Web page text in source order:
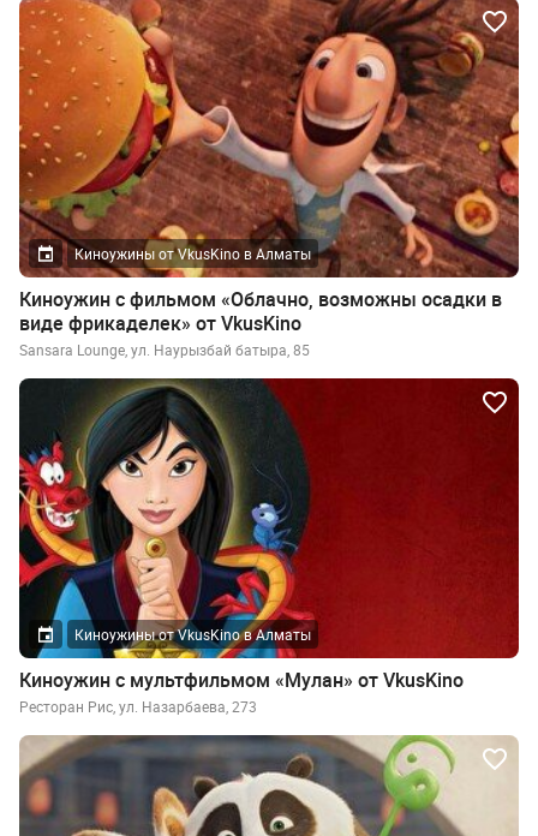
Киноужины от VkusKino в Алматы
Киноужин с фильмом «Облачно, возможны осадки в
виде фрикаделек» от VkusKino
Sansara Lounge, ул. Наурызбай батыра, 85
Киноужины от VkusKino в Алматы
Киноужин с мультфильмом «Мулан» от VkusKino
Ресторан Рис, ул. Назарбаева, 273